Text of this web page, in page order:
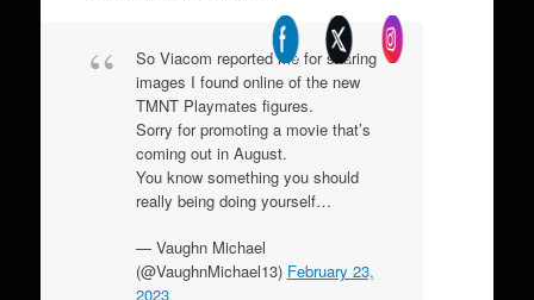
So Viacom reported me for sharing
images I found online of the new
TMNT Playmates figures.
Sorry for promoting a movie that’s
coming out in August.
You know something you should
really being doing yourself…
— Vaughn Michael
(@VaughnMichael13) February 23,
2023